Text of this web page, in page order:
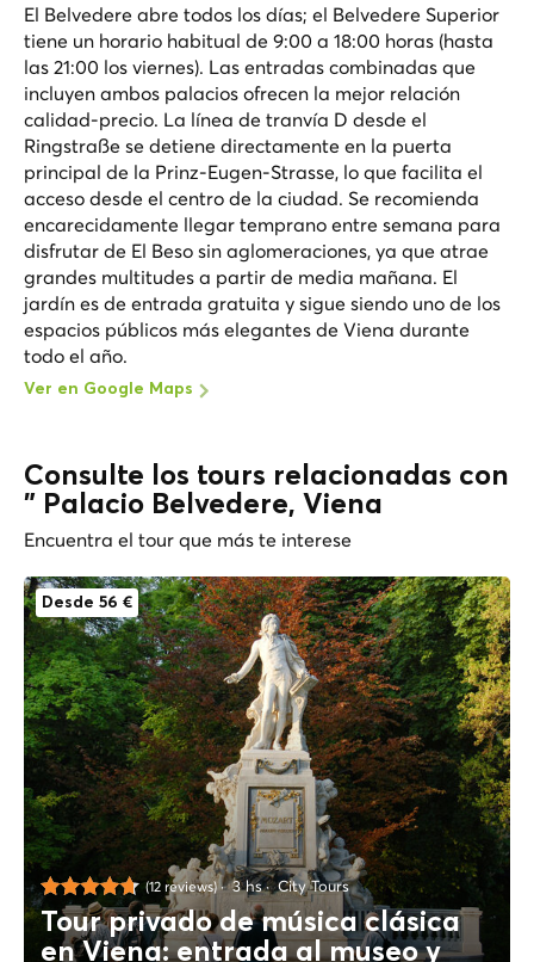
El Belvedere abre todos los días; el Belvedere Superior
tiene un horario habitual de 9:00 a 18:00 horas (hasta
las 21:00 los viernes). Las entradas combinadas que
incluyen ambos palacios ofrecen la mejor relación
calidad-precio. La línea de tranvía D desde el
Ringstraße se detiene directamente en la puerta
principal de la Prinz-Eugen-Strasse, lo que facilita el
acceso desde el centro de la ciudad. Se recomienda
encarecidamente llegar temprano entre semana para
disfrutar de El Beso sin aglomeraciones, ya que atrae
grandes multitudes a partir de media mañana. El
jardín es de entrada gratuita y sigue siendo uno de los
espacios públicos más elegantes de Viena durante
todo el año.
Ver en Google Maps
Consulte los tours relacionadas con
" Palacio Belvedere, Viena
Encuentra el tour que más te interese
Desde 56 €
(12 reviews) 3 hs City Tours
Tour privado de música clásica
en Viena: entrada al museo y